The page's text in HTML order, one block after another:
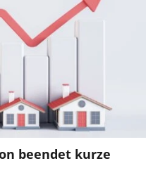
beendet kurze